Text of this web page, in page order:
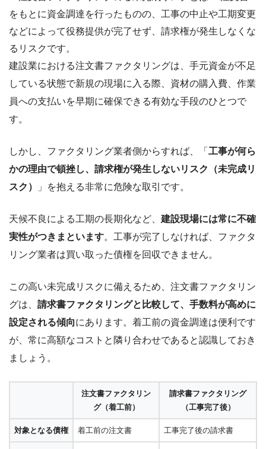
建設業における注文書ファクタリングは、手元資金が不足
している状態で新規の現場に入る際、資材の購入費、作業
員への支払いを早期に確保できる有効な手段のひとつで
す。
しかし、ファクタリング業者側からすれば、「 工事が何ら
かの理由で頓挫し、請求権が発生しないリスク（未完成リ
スク）
」を抱える非常に危険な取引です。
天候不良による工期の長期化など、 建設現場には常に不確
実性がつきまといます。工事が完了しなければ、ファクタ
リング業者は買い取った債権を回収できません。
この高い未完成リスクに備えるため、注文書ファクタリン
グは、 請求書ファクタリングと比較して、手数料が高めに
設定される傾向にあります。着工前の資金調達は便利です
が、常に高額なコストと隣り合わせであると認識しておき
ましょう。
注文書ファクタリン
グ（着工前）
請求書ファクタリング
（工事完了後）
対象となる債権 着工前の注文書 工事完了後の請求書